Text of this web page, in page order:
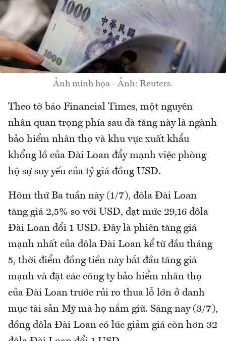
Ảnh minh họa - Ảnh: Reuters.
Theo tờ báo Financial Times, một nguyên
nhân quan trọng phía sau đà tăng này là ngành
bảo hiểm nhân thọ và khu vực xuất khẩu
khổng lồ của Đài Loan đẩy mạnh việc phòng
hộ sự suy yếu của tỷ giá đồng USD.
Hôm thứ Ba tuần này (1/7), đôla Đài Loan
tăng giá 2,5% so với USD, đạt mức 29,16 đôla
Đài Loan đổi 1 USD. Đây là phiên tăng giá
mạnh nhất của đôla Đài Loan kể từ đầu tháng
5, thời điểm đồng tiền này bắt đầu tăng giá
mạnh và đặt các công ty bảo hiểm nhân thọ
của Đài Loan trước rủi ro thua lỗ lớn ở danh
mục tài sản Mỹ mà họ nắm giữ. Sáng nay (3/7),
đồng đôla Đài Loan có lúc giảm giá còn hơn 32